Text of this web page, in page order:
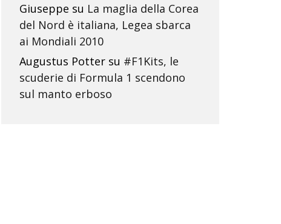
Giuseppe su La maglia della Corea
del Nord è italiana, Legea sbarca
ai Mondiali 2010
Augustus Potter su #F1Kits, le
scuderie di Formula 1 scendono
sul manto erboso